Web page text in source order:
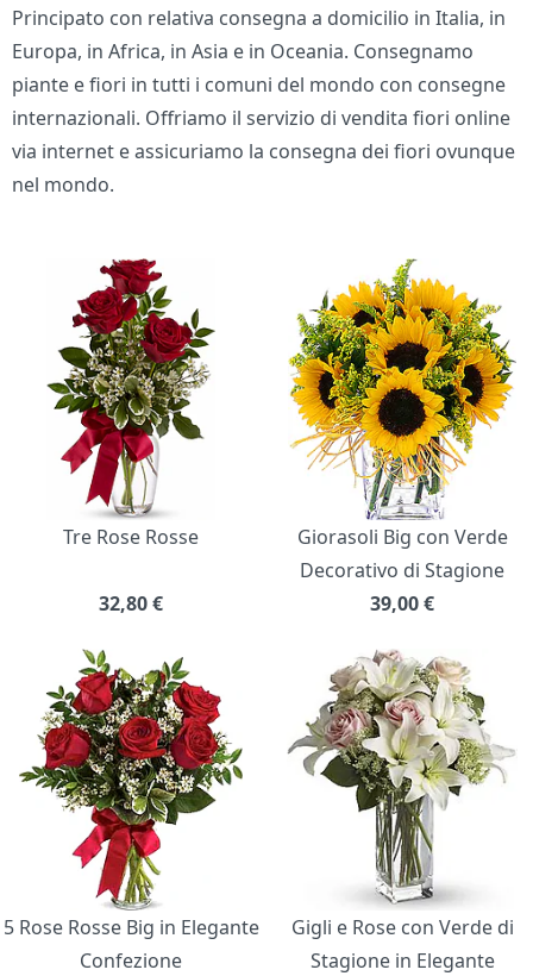
Principato con relativa consegna a domicilio in Italia, in
Europa, in Africa, in Asia e in Oceania. Consegnamo
piante e fiori in tutti i comuni del mondo con consegne
internazionali. Offriamo il servizio di vendita fiori online
via internet e assicuriamo la consegna dei fiori ovunque
nel mondo.
Bouquet di fiori
Tre Rose Rosse
32,80€
Giorasoli Big con Verde
Decorativo di Stagione
39,00€
5 Rose Rosse Big in Elegante
Confezione
Gigli e Rose con Verde di
Stagione in Elegante